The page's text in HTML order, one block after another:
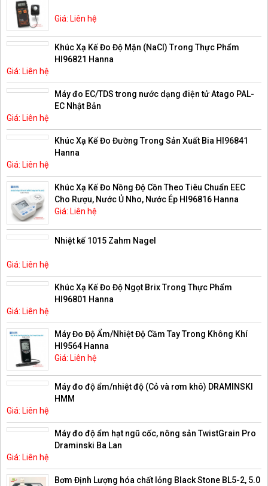
Giá: Liên hệ
Khúc Xạ Kế Đo Độ Mặn (NaCl) Trong Thực Phẩm
HI96821 Hanna
Giá: Liên hệ
Máy đo EC/TDS trong nước dạng điện tử Atago PAL-
EC Nhật Bản
Giá: Liên hệ
Khúc Xạ Kế Đo Đường Trong Sản Xuất Bia HI96841
Hanna
Giá: Liên hệ
Khúc Xạ Kế Đo Nồng Độ Cồn Theo Tiêu Chuẩn EEC
Cho Rượu, Nước Ủ Nho, Nước Ép HI96816 Hanna
Giá: Liên hệ
Nhiệt kế 1015 Zahm Nagel
Giá: Liên hệ
Khúc Xạ Kế Đo Độ Ngọt Brix Trong Thực Phẩm
HI96801 Hanna
Giá: Liên hệ
Máy Đo Độ Ẩm/Nhiệt Độ Cầm Tay Trong Không Khí
HI9564 Hanna
Giá: Liên hệ
Máy đo độ ẩm/nhiệt độ (Cỏ và rơm khô) DRAMINSKI
HMM
Giá: Liên hệ
Máy đo độ ẩm hạt ngũ cốc, nông sản TwistGrain Pro
Draminski Ba Lan
Giá: Liên hệ
Bơm Định Lượng hóa chất lỏng Black Stone BL5-2, 5.0